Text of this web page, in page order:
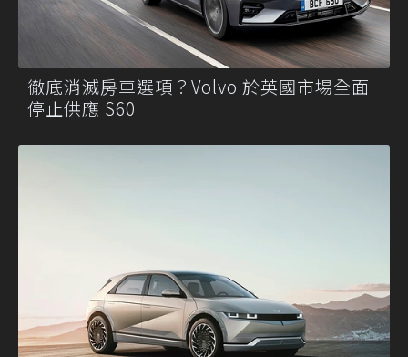
徹底消滅房車選項？Volvo 於英國市場全面
停止供應 S60